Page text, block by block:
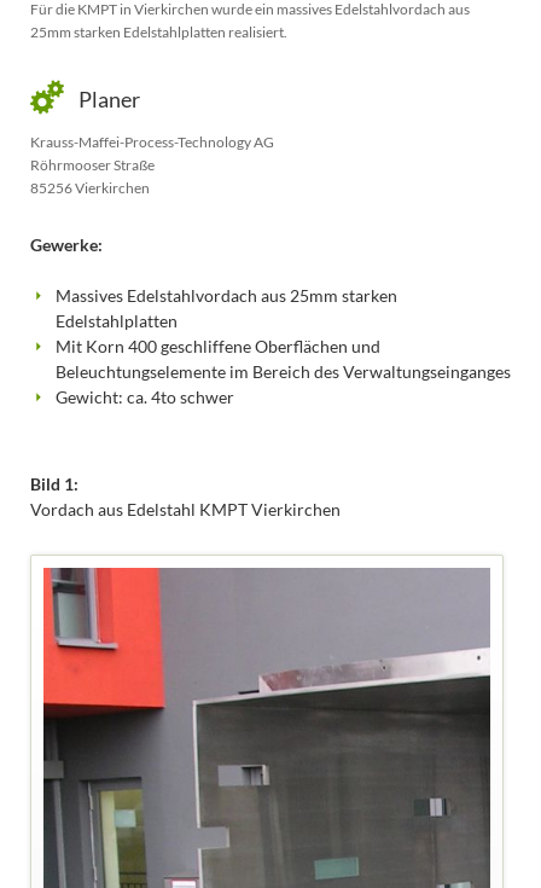
Für die KMPT in Vierkirchen wurde ein massives Edelstahlvordach aus
25mm starken Edelstahlplatten realisiert.
Planer
Krauss-Maffei-Process-Technology AG
Röhrmooser Straße
85256 Vierkirchen
Gewerke:
Massives Edelstahlvordach aus 25mm starken
Edelstahlplatten
Mit Korn 400 geschliffene Oberflächen und
Beleuchtungselemente im Bereich des Verwaltungseinganges
Gewicht: ca. 4to schwer
Bild 1:
Vordach aus Edelstahl KMPT Vierkirchen